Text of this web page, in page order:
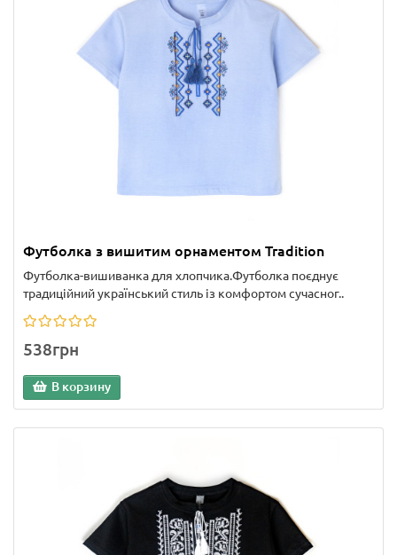
Футболка з вишитим орнаментом Tradition
Футболка-вишиванка для хлопчика.Футболка поєднує
традиційний український стиль із комфортом сучасног..
538грн
В корзину